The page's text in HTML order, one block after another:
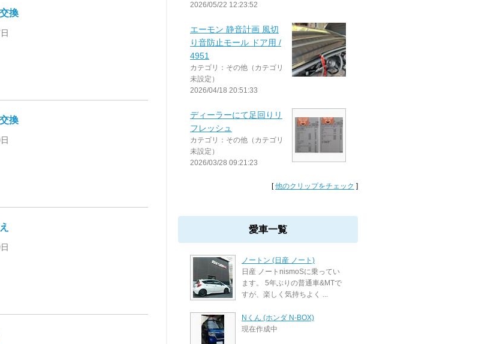
換
換
2026/05/22 12:23:52
エーモン 静音計画 風切
り音防止モール ドア用 /
4951
カテゴリ：その他（カテゴリ
未設定）
2026/04/18 20:51:33
ディーラーにて足回りリ
フレッシュ
カテゴリ：その他（カテゴリ
未設定）
2026/03/28 09:21:23
[他のクリップをチェック ]
愛車一覧
ノートン (日産 ノート)
日産 ノートnismoSに乗ってい
ます。 5年ぶりの普通車&MTで
すが、楽しく気持ちよく ...
Nくん (ホンダ N-BOX)
現在作成中